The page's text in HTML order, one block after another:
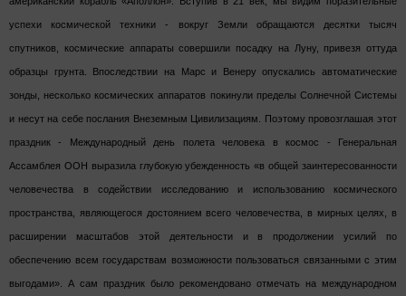
успехи космической техники - вокруг Земли обращаются десятки тысяч
спутников, космические аппараты совершили посадку на Луну, привезя оттуда
образцы грунта. Впоследствии на Марс и Венеру опускались автоматические
зонды, несколько космических аппаратов покинули пределы Солнечной Системы
и несут на себе послания Внеземным Цивилизациям. Поэтому провозглашая этот
праздник - Международный день полета человека в космос - Генеральная
Ассамблея ООН выразила глубокую убежденность «в общей заинтересованности
человечества в содействии исследованию и использованию космического
пространства, являющегося достоянием всего человечества, в мирных целях, в
расширении масштабов этой деятельности и в продолжении усилий по
обеспечению всем государствам возможности пользоваться связанными с этим
выгодами». А сам праздник было рекомендовано отмечать на международном